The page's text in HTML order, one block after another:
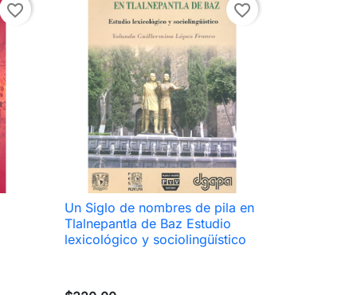
favorite_border favorite_border
 Vista rápida
Un Siglo de nombres de pila en
Tlalnepantla de Baz Estudio
lexicológico y sociolingüístico